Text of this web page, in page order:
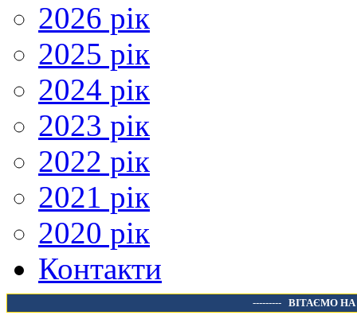
2026 рік
2025 рік
2024 рік
2023 рік
2022 рік
2021 рік
2020 рік
Контакти
--------- ВІТАЄМО